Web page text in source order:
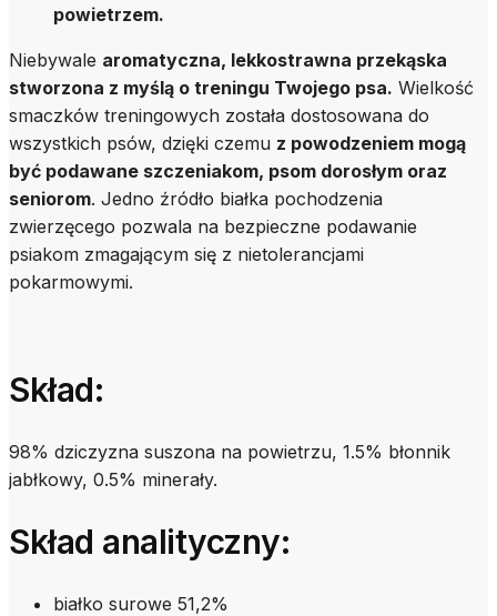
powietrzem.
Niebywale aromatyczna, lekkostrawna przekąska
stworzona z myślą o treningu Twojego psa. Wielkość
smaczków treningowych została dostosowana do
wszystkich psów, dzięki czemu z powodzeniem mogą
być podawane szczeniakom, psom dorosłym oraz
seniorom. Jedno źródło białka pochodzenia
zwierzęcego pozwala na bezpieczne podawanie
psiakom zmagającym się z nietolerancjami
pokarmowymi.
Skład:
98% dziczyzna suszona na powietrzu, 1.5% błonnik
jabłkowy, 0.5% minerały.
Skład analityczny:
białko surowe 51,2%